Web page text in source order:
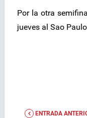
Por la otra
jueves al Sao
ENTRADA